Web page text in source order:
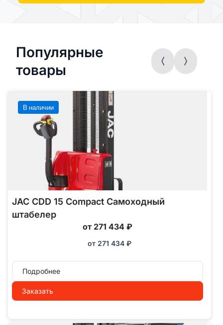
Популярные
товары
В наличии
JAC CDD 15 Compact Самоходный
штабелер
от 271 434 ₽
от 271 434 ₽
Подробнее
Заказать